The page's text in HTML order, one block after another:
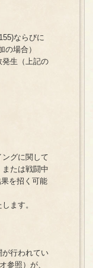
ならびに
の場合）
生（上記の
グに関して
たは戦闘中
を招く可能
ます。
行われてい
参照）が、